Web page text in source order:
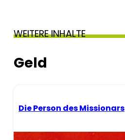
WEITERE INHALTE
Geld
Die Person des Missionars